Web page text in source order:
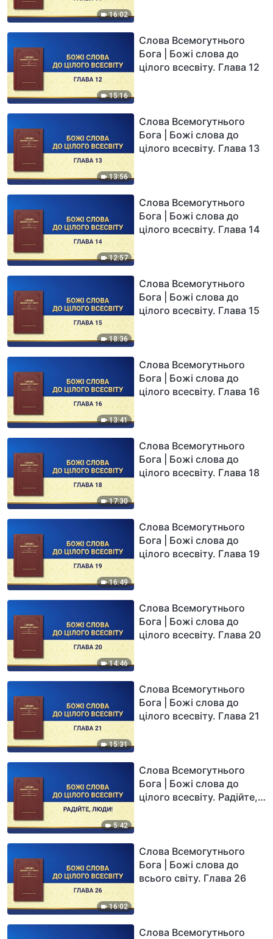
16:02
15:16
Слова Всемогутнього
Бога | Божі слова до
цілого всесвіту. Глава 12
13:56
Слова Всемогутнього
Бога | Божі слова до
цілого всесвіту. Глава 13
12:57
Слова Всемогутнього
Бога | Божі слова до
цілого всесвіту. Глава 14
18:36
Слова Всемогутнього
Бога | Божі слова до
цілого всесвіту. Глава 15
13:41
Слова Всемогутнього
Бога | Божі слова до
цілого всесвіту. Глава 16
17:30
Слова Всемогутнього
Бога | Божі слова до
цілого всесвіту. Глава 18
16:49
Слова Всемогутнього
Бога | Божі слова до
цілого всесвіту. Глава 19
14:46
Слова Всемогутнього
Бога | Божі слова до
цілого всесвіту. Глава 20
15:31
Слова Всемогутнього
Бога | Божі слова до
цілого всесвіту. Глава 21
5:42
Слова Всемогутнього
Бога | Божі слова до
цілого всесвіту. Радійте,
16:02
Слова Всемогутнього
Бога | Божі слова до
всього світу. Глава 26
Слова Всемогутнього